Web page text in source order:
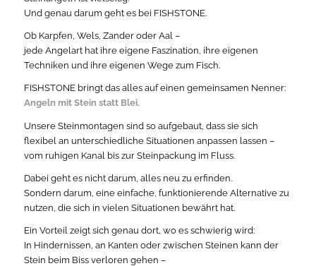
Und genau darum geht es bei FISHSTONE.
Ob Karpfen, Wels, Zander oder Aal –
jede Angelart hat ihre eigene Faszination, ihre eigenen
Techniken und ihre eigenen Wege zum Fisch.
FISHSTONE bringt das alles auf einen gemeinsamen Nenner:
Angeln mit Stein statt Blei.
Unsere Steinmontagen sind so aufgebaut, dass sie sich
flexibel an unterschiedliche Situationen anpassen lassen –
vom ruhigen Kanal bis zur Steinpackung im Fluss.
Dabei geht es nicht darum, alles neu zu erfinden.
Sondern darum, eine einfache, funktionierende Alternative zu
nutzen, die sich in vielen Situationen bewährt hat.
Ein Vorteil zeigt sich genau dort, wo es schwierig wird:
In Hindernissen, an Kanten oder zwischen Steinen kann der
Stein beim Biss verloren gehen –